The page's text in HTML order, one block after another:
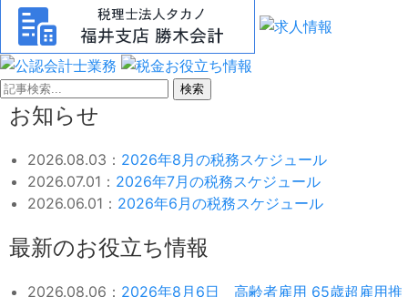
検索
お知らせ
2026.08.03： 2026年8月の税務スケジュール
2026.07.01： 2026年7月の税務スケジュール
2026.06.01： 2026年6月の税務スケジュール
最新のお役立ち情報
2026.08.06： 2026年8月6日 高齢者雇用 65歳超雇用推